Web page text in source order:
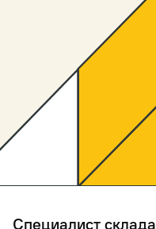
Специалист склада